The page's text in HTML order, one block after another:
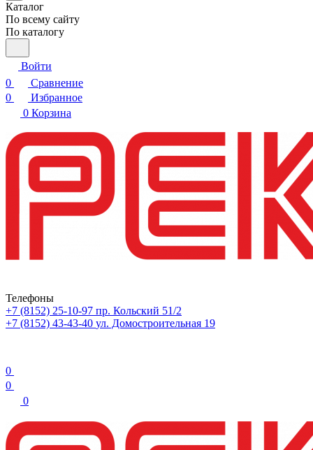
Каталог
По всему сайту
По каталогу
Войти
0
Сравнение
0
Избранное
0 Корзина
Телефоны
+7 (8152) 25-10-97 пр. Кольский 51/2
+7 (8152) 43-43-40 ул. Домостроительная 19
0
0
0